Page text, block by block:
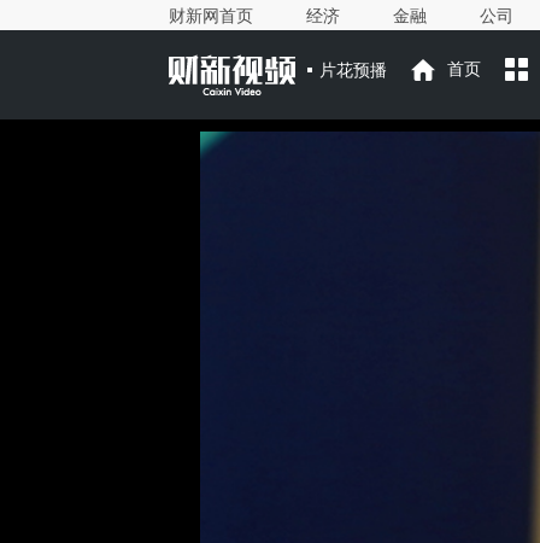
财新网首页 经济 金融 公司
片花预播 首页